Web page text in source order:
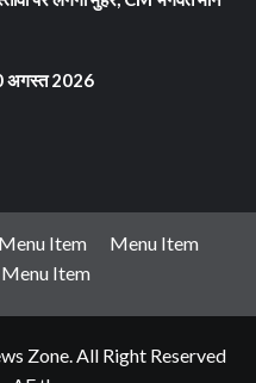
अगस्त 2026
Menu Item
Menu Item
Menu Item
Zone. All Right Reserved